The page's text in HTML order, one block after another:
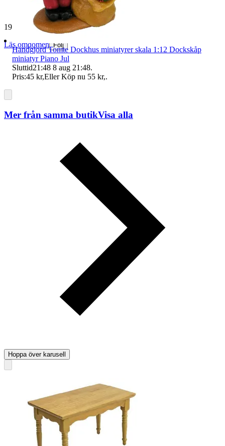
19 269 omdömen
Läs omdömen Följ
Handgjord Tomte Dockhus miniatyrer skala 1:12 Dockskåp
miniatyr Piano Jul
Sluttid21:48 8 aug 21:48.
Pris:45 kr,Eller Köp nu 55 kr,.
Mer från samma butikVisa alla
Hoppa över karusell